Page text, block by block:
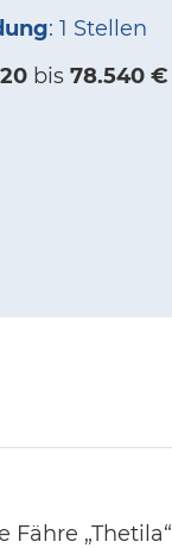
: 1 Stellen
bis 78.540 €
„Thetila“